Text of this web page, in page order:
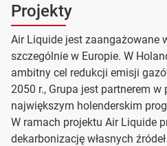
Projekty
Air Liquide jest zaangażowane
szczególnie w Europie. W
ambitny cel redukcji emisji
2050 r., Grupa jest partnerem w
największym holenderskim
W ramach projektu Air Liquide
dekarbonizację własnych